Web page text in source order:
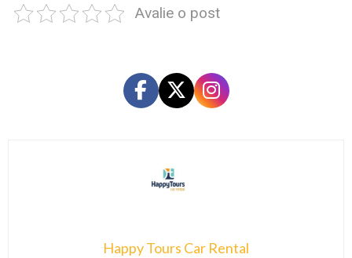
Avalie o post
Happy Tours Car Rental